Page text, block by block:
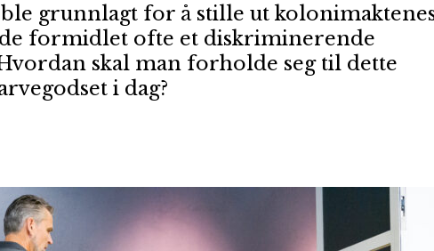
grunnlagt for å stille ut
formidlet ofte et diskriminerende
skal man forholde seg til dette
i dag?